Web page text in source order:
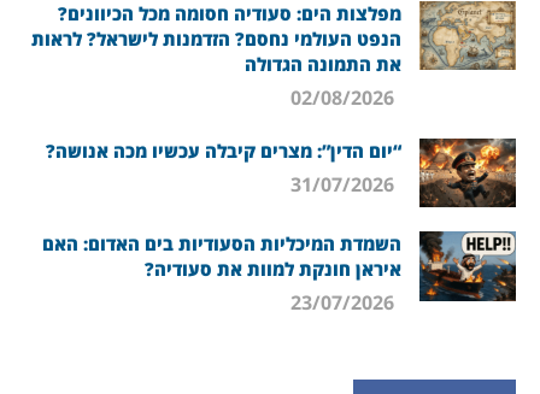
מפלצות הים: סעודיה חסומה מכל הכיוונים?
הנפט העולמי נחסם? הזדמנות לישראל? לראות
את התמונה הגדולה
“יום הדין”: מצרים קיבלה עכשיו מכה אנושה?
השמדת המיכליות הסעודיות בים האדום: האם
איראן חונקת למוות את סעודיה?